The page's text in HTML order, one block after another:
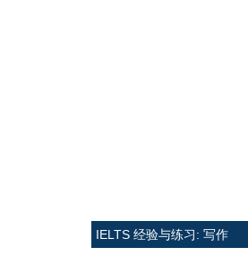
IELTS 经验与练习: 写作